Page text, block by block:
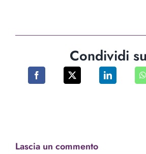
Condividi
Lascia un commento